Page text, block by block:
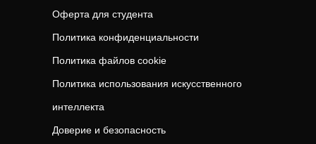
Оферта для студента
Политика конфиденциальности
Политика файлов cookie
Политика использования искусственного
интеллекта
Доверие и безопасность